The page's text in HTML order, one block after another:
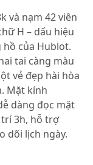
và nạm 42 viên
H – dấu hiệu
của Hublot.
tai càng màu
vẻ đẹp hài hòa
Mặt kính
dàng đọc mặt
trí 3h, hỗ trợ
dõi lịch ngày.